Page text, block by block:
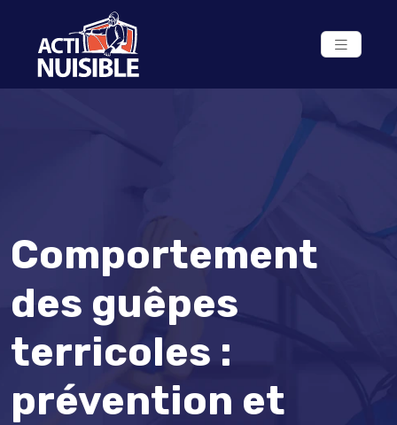
Comportement
des guêpes
terricoles :
prévention et